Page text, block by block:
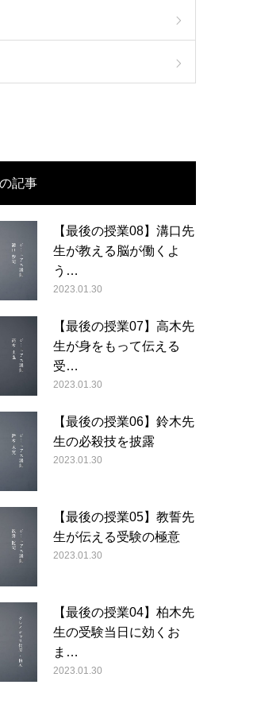
記事
【最後の授業08】溝口先
生が教える脳が働くよ
う…
2023.01.30
【最後の授業07】高木先
生が身をもって伝える
受…
2023.01.30
【最後の授業06】鈴木先
生の必殺技を披露
2023.01.30
【最後の授業05】教誓先
生が伝える受験の極意
2023.01.30
【最後の授業04】柏木先
生の受験当日に効くお
ま…
2023.01.30